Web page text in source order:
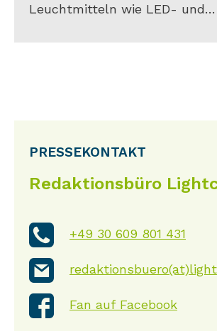
Leuchtmitteln wie LED- und
PRESSEKONTAKT
Redaktionsbüro
+49 30 609 801 431
Fan auf Facebook